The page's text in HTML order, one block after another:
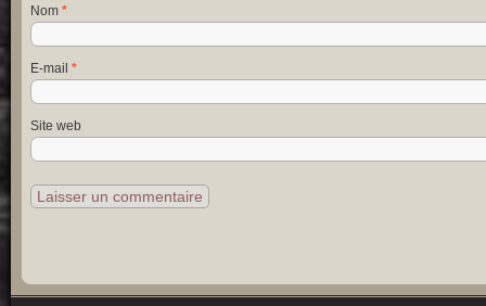
Nom *
E-mail *
Site web